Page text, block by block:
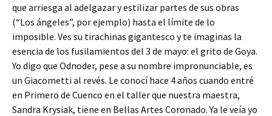
que arriesga al adelgazar y estilizar partes de sus obras
(“Los ángeles”, por ejemplo) hasta el límite de lo
imposible. Ves su tirachinas gigantesco y te imaginas la
esencia de los fusilamientos del 3 de mayo: el grito de Goya.
Yo digo que Odnoder, pese a su nombre impronunciable, es
un Giacometti al revés. Le conocí hace 4 años cuando entré
en Primero de Cuenco en el taller que nuestra maestra,
Sandra Krysiak, tiene en Bellas Artes Coronado. Ya le veía yo